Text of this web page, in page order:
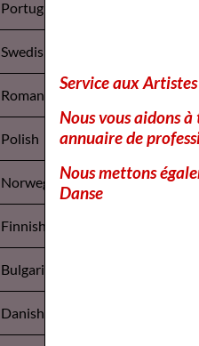
Portuguesa
Swedish
Romanian
Polish
Norwegian
Finnish
Bulgarian
Danish
Service aux Artistes
Nous vous aidons
annuaire de
Nous mettons
Danse